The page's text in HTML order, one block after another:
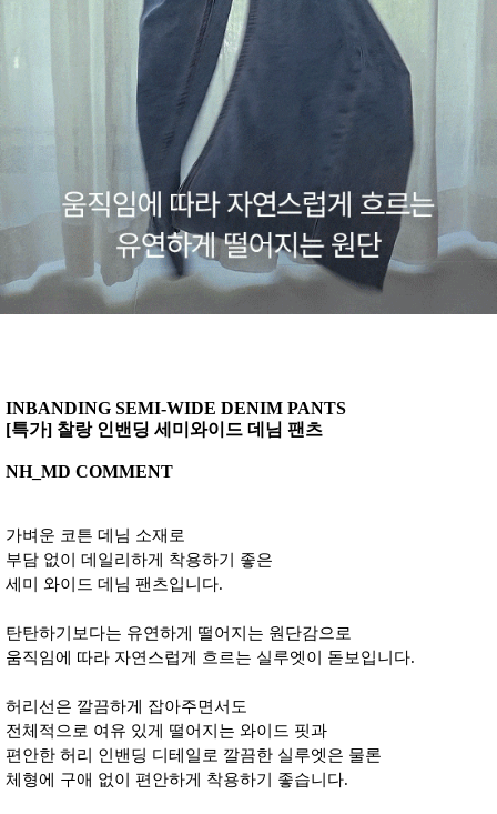
INBANDING SEMI-WIDE DENIM PANTS
[특가] 찰랑 인밴딩 세미와이드 데님 팬츠
NH_MD COMMENT
가벼운 코튼 데님 소재로
부담 없이 데일리하게 착용하기 좋은
세미 와이드 데님 팬츠입니다.
탄탄하기보다는 유연하게 떨어지는 원단감으로
움직임에 따라 자연스럽게 흐르는 실루엣이 돋보입니다.
허리선은 깔끔하게 잡아주면서도
전체적으로 여유 있게 떨어지는 와이드 핏과
편안한 허리 인밴딩 디테일로 깔끔한 실루엣은 물론
체형에 구애 없이 편안하게 착용하기 좋습니다.